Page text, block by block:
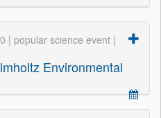
| popular science event |
Environmental